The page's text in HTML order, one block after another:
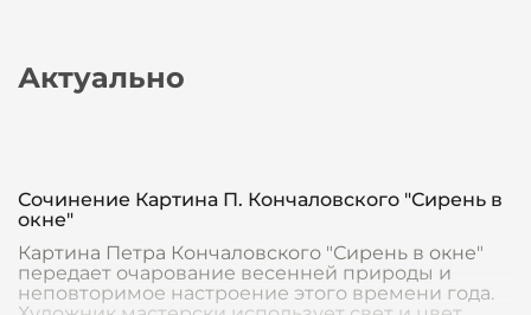
Актуально
Сочинение Картина П. Кончаловского "Сирень в
окне"
Картина Петра Кончаловского "Сирень в окне"
передает очарование весенней природы и
неповторимое настроение этого времени года.